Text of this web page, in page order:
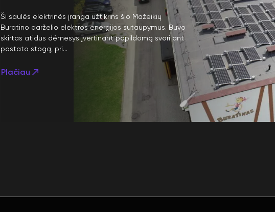
Ši saulės elektrinės įranga užtikrins šio Mažeikių
Buratino darželio elektros energijos sutaupymus. Buvo
skirtas atidus dėmesys įvertinant papildomą svori ant
pastato stogą, pri...
Plačiau